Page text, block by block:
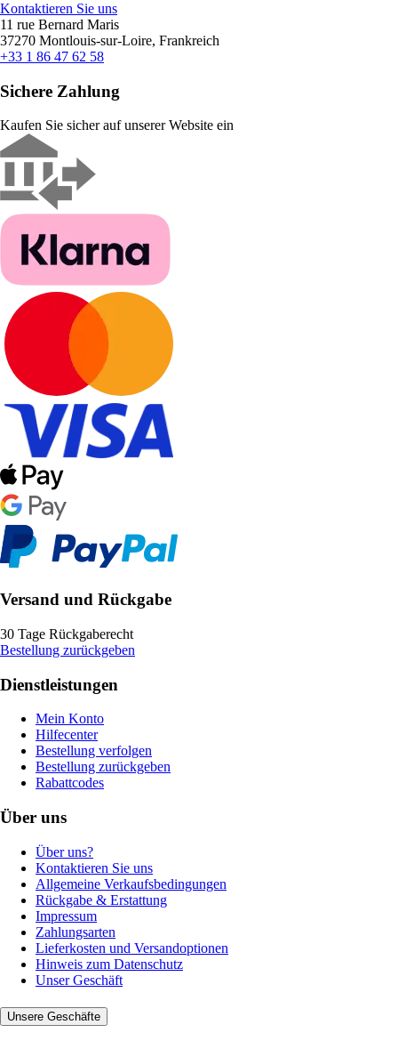
Kontaktieren Sie uns
11 rue Bernard Maris
37270 Montlouis-sur-Loire, Frankreich
+33 1 86 47 62 58
Sichere Zahlung
Kaufen Sie sicher auf unserer Website ein
Versand und Rückgabe
30 Tage Rückgaberecht
Bestellung zurückgeben
Dienstleistungen
Mein Konto
Hilfecenter
Bestellung verfolgen
Bestellung zurückgeben
Rabattcodes
Über uns
Über uns?
Kontaktieren Sie uns
Allgemeine Verkaufsbedingungen
Rückgabe & Erstattung
Impressum
Zahlungsarten
Lieferkosten und Versandoptionen
Hinweis zum Datenschutz
Unser Geschäft
Unsere Geschäfte